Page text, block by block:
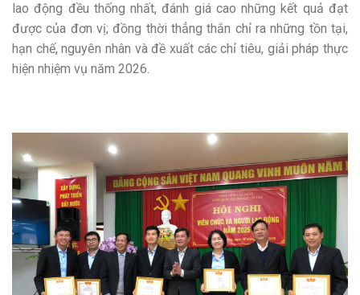
lao động đều thống nhất, đánh giá cao những kết quả đạt
được của đơn vị; đồng thời thẳng thắn chỉ ra những tồn tại,
hạn chế, nguyên nhân và đề xuất các chỉ tiêu, giải pháp thực
hiện nhiệm vụ năm 2026.